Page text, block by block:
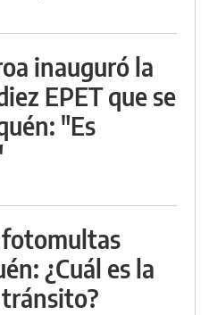
inauguró la
EPET que se
"Es
fotomultas
¿Cuál es la